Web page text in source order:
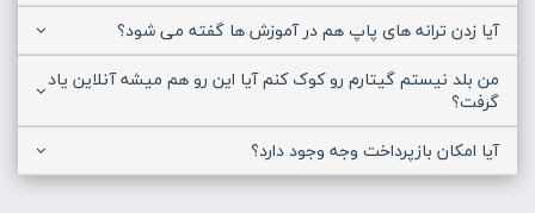
آیا زدن ترانه های پاپ هم در آموزش ها گفته می شود؟
من بلد نیستم گیتارم رو کوک کنم آیا این رو هم میشه آنلاین یاد
گرفت؟
آیا امکان بازپرداخت وجه وجود دارد؟